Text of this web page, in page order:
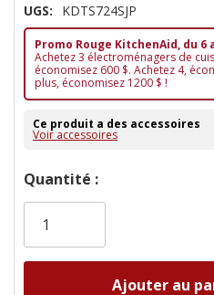
UGS: KDTS724SJP
Promo Rouge KitchenAid, du 6
Achetez 3 électroménagers de
économisez 600 $. Achetez 4,
plus, économisez 1200 $ !
Ce produit a des accessoires
Voir accessoires
Dépêchez-
vous!
Quantité :